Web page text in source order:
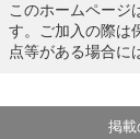
このホームページ
す。ご加入の際は
点等がある場合に
掲載